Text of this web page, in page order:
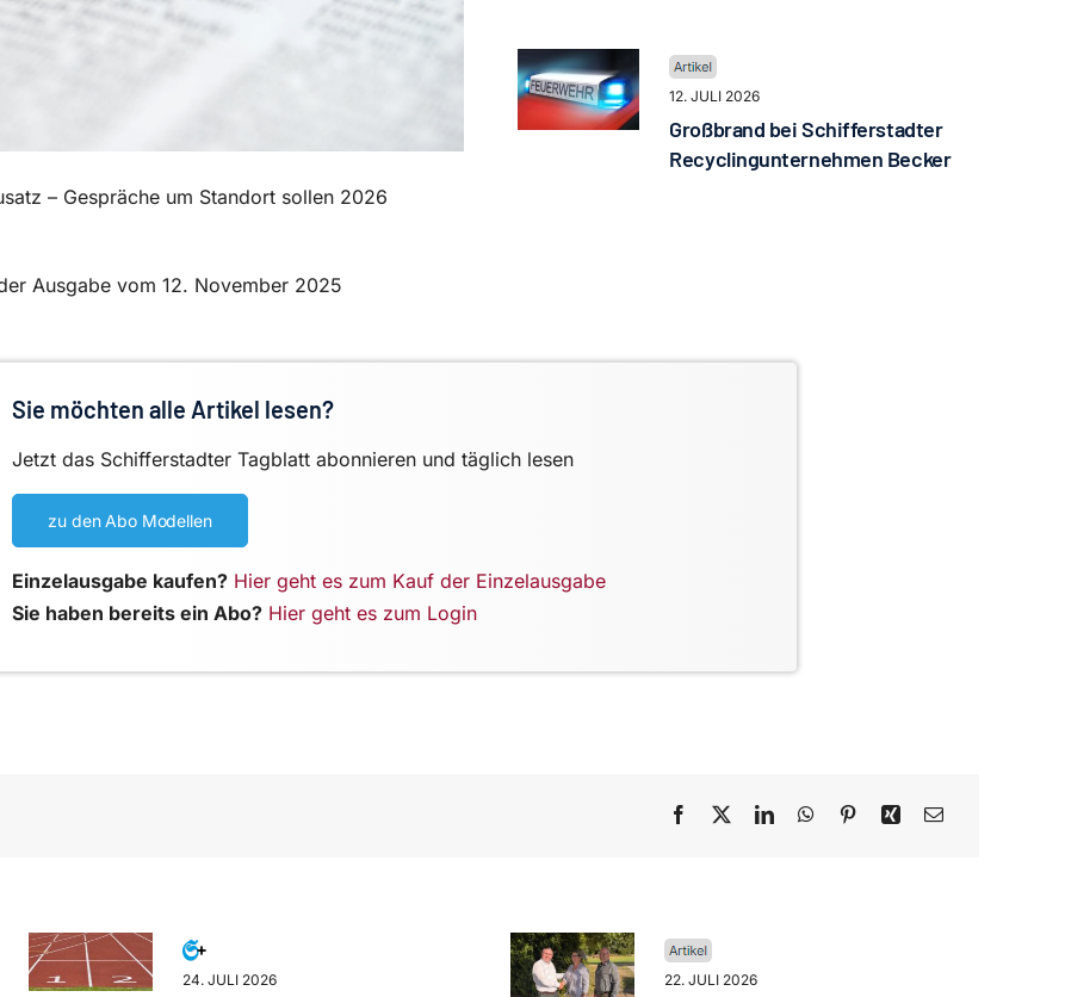
– Gespräche um Standort sollen 2026
Ausgabe vom 12. November 2025
12. JULI 2026
Großbrand bei Schifferstadter
Recyclingunternehmen Becker
Sie möchten alle Artikel lesen?
Jetzt das Schifferstadter Tagblatt abonnieren und täglich lesen
zu den Abo Modellen
Einzelausgabe kaufen? Hier geht es zum Kauf der Einzelausgabe
Sie haben bereits ein Abo? Hier geht es zum Login
24. JULI 2026 22. JULI 2026